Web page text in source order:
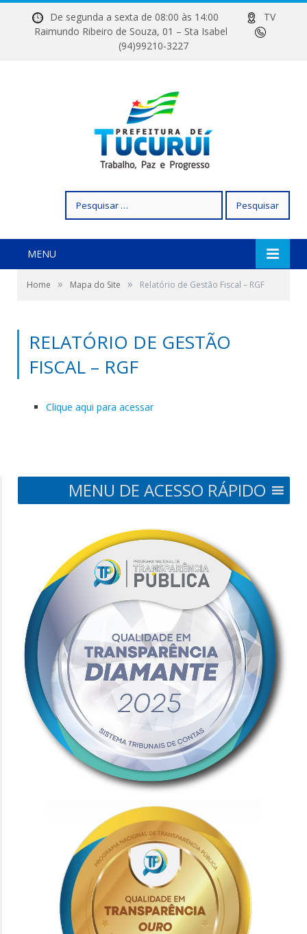
De segunda a sexta de 08:00 às 14:00
TV
Raimundo Ribeiro de Souza, 01 – Sta Isabel
(94)99210-3227
por:
MENU
Home » Mapa do Site » Relatório de Gestão Fiscal – RGF
RELATÓRIO DE GESTÃO
FISCAL – RGF
Clique aqui para acessar
MENU DE ACESSO RÁPIDO